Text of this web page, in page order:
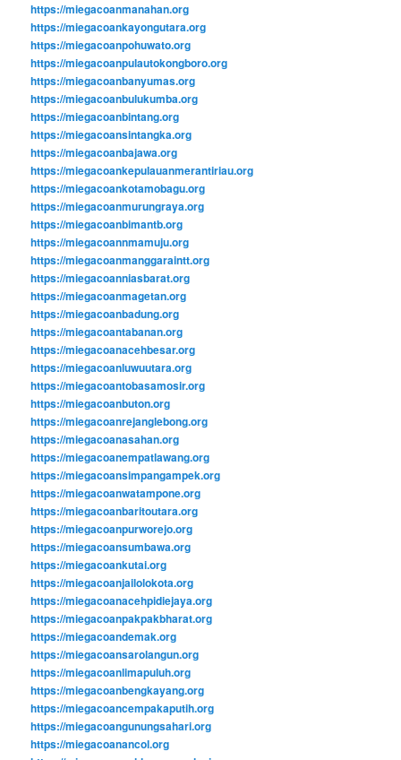
https://miegacoanmanahan.org
https://miegacoankayongutara.org
https://miegacoanpohuwato.org
https://miegacoanpulautokongboro.org
https://miegacoanbanyumas.org
https://miegacoanbulukumba.org
https://miegacoanbintang.org
https://miegacoansintangka.org
https://miegacoanbajawa.org
https://miegacoankepulauanmerantiriau.org
https://miegacoankotamobagu.org
https://miegacoanmurungraya.org
https://miegacoanbimantb.org
https://miegacoannmamuju.org
https://miegacoanmanggaraintt.org
https://miegacoanniasbarat.org
https://miegacoanmagetan.org
https://miegacoanbadung.org
https://miegacoantabanan.org
https://miegacoanacehbesar.org
https://miegacoanluwuutara.org
https://miegacoantobasamosir.org
https://miegacoanbuton.org
https://miegacoanrejanglebong.org
https://miegacoanasahan.org
https://miegacoanempatlawang.org
https://miegacoansimpangampek.org
https://miegacoanwatampone.org
https://miegacoanbaritoutara.org
https://miegacoanpurworejo.org
https://miegacoansumbawa.org
https://miegacoankutai.org
https://miegacoanjailolokota.org
https://miegacoanacehpidiejaya.org
https://miegacoanpakpakbharat.org
https://miegacoandemak.org
https://miegacoansarolangun.org
https://miegacoanlimapuluh.org
https://miegacoanbengkayang.org
https://miegacoancempakaputih.org
https://miegacoangunungsahari.org
https://miegacoanancol.org